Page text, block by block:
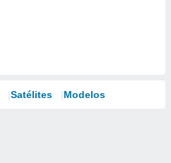
Satélites Modelos